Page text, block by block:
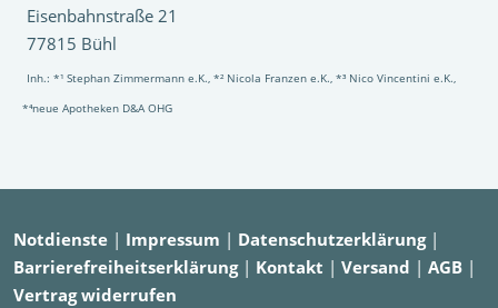
Eisenbahnstraße 21
77815 Bühl
Inh.: *¹ Stephan Zimmermann e.K., *² Nicola Franzen e.K., *³ Nico Vincentini e.K.,
*⁴neue Apotheken D&A OHG
Notdienste | Impressum | Datenschutzerklärung|
Barrierefreiheitserklärung| Kontakt | Versand | AGB |
Vertrag widerrufen